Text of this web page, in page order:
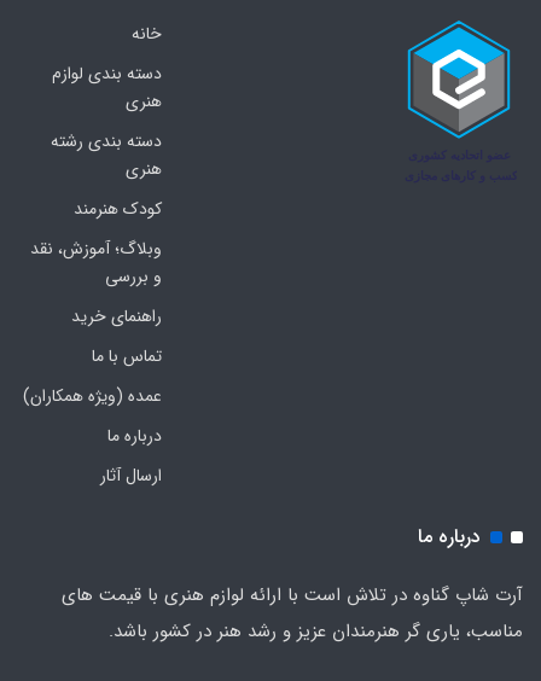
خانه
دسته بندی لوازم
هنری
دسته بندی رشته
هنری
کودک هنرمند
وبلاگ؛ آموزش، نقد
و بررسی
راهنمای خرید
تماس با ما
عمده (ویژه همکاران)
درباره ما
ارسال آثار
درباره ما
آرت شاپ گناوه در تلاش است با ارائه لوازم هنری با قیمت های
مناسب، یاری گر هنرمندان عزیز و رشد هنر در کشور باشد.